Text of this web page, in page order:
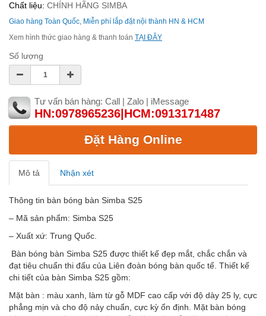
Chất liệu: CHÍNH HÃNG SIMBA
Giao hàng Toàn Quốc, Miễn phí lắp đặt nội thành HN & HCM
Xem hình thức giao hàng & thanh toán TẠI ĐÂY
Số lượng
Tư vấn bán hàng: Call | Zalo | iMessage
HN:0978965236|HCM:0913171487
Đặt Hàng Online
Mô tả Nhận xét
Thông tin bàn bóng bàn Simba S25
– Mã sản phẩm: Simba S25
– Xuất xứ: Trung Quốc.
Bàn bóng bàn Simba S25 được thiết kế đẹp mắt, chắc chắn và
đạt tiêu chuẩn thi đấu của Liên đoàn bóng bàn quốc tế. Thiết kế
chi tiết của bàn Simba S25 gồm:
Mặt bàn : màu xanh, làm từ gỗ MDF cao cấp với độ dày 25 ly, cực
phẳng mịn và cho độ nảy chuẩn, cực kỳ ổn định. Mặt bàn bóng